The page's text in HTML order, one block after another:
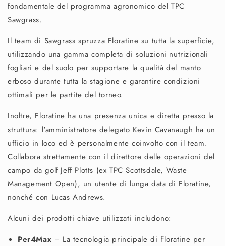
fondamentale del programma agronomico del TPC
Sawgrass.
Il team di Sawgrass spruzza Floratine su tutta la superficie,
utilizzando una gamma completa di soluzioni nutrizionali
fogliari e del suolo per supportare la qualità del manto
erboso durante tutta la stagione e garantire condizioni
ottimali per le partite del torneo.
Inoltre, Floratine ha una presenza unica e diretta presso la
struttura: l'amministratore delegato Kevin Cavanaugh ha un
ufficio in loco ed è personalmente coinvolto con il team.
Collabora strettamente con il direttore delle operazioni del
campo da golf Jeff Plotts (ex TPC Scottsdale, Waste
Management Open), un utente di lunga data di Floratine,
nonché con Lucas Andrews.
Alcuni dei prodotti chiave utilizzati includono:
Per4Max – La tecnologia principale di Floratine per